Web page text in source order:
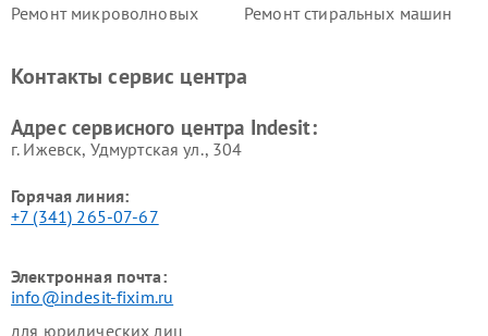
Ремонт микроволновых
Ремонт стиральных машин
Indesit
Indesit
Контакты сервис центра
Адрес сервисного центра Indesit:
г. Ижевск, Удмуртская ул., 304
Горячая линия:
+7 (341) 265-07-67
Электронная почта:
info@indesit-fixim.ru
для юридических лиц